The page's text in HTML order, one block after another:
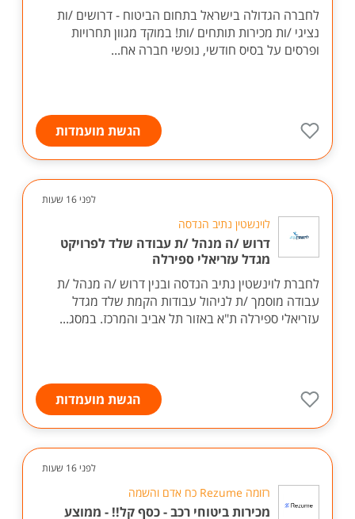
לחברה הגדולה בישראל בתחום הביטוח - דרושים /ות
נציגי /ות מכירות תותחים /ות! במוקד מגוון תחרויות
ופרסים על בסיס חודשי, נופשי חברה אח...
הגשת מועמדות
לפני 16 שעות
לוינשטין נתיב הנדסה
דרוש /ה מנהל /ת עבודה שלד לפרויקט
מגדל עזריאלי ספירלה
לחברת לוינשטין נתיב הנדסה ובנין דרוש /ה מנהל /ת
עבודה מוסמך /ת לניהול עבודות הקמת שלד מגדל
עזריאלי ספירלה ת"א באזור תל אביב והמרכז. במסג...
הגשת מועמדות
לפני 16 שעות
רזומה Rezume כח אדם והשמה
מכירות ביטוחי רכב - כסף קל!! - ממוצע